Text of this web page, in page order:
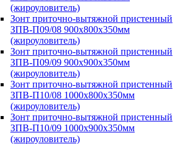
(жироуловитель)
Зонт приточно-вытяжной пристенный
ЗПВ-П09/08 900х800х350мм
(жироуловитель)
Зонт приточно-вытяжной пристенный
ЗПВ-П09/09 900х900х350мм
(жироуловитель)
Зонт приточно-вытяжной пристенный
ЗПВ-П10/08 1000х800х350мм
(жироуловитель)
Зонт приточно-вытяжной пристенный
ЗПВ-П10/09 1000х900х350мм
(жироуловитель)